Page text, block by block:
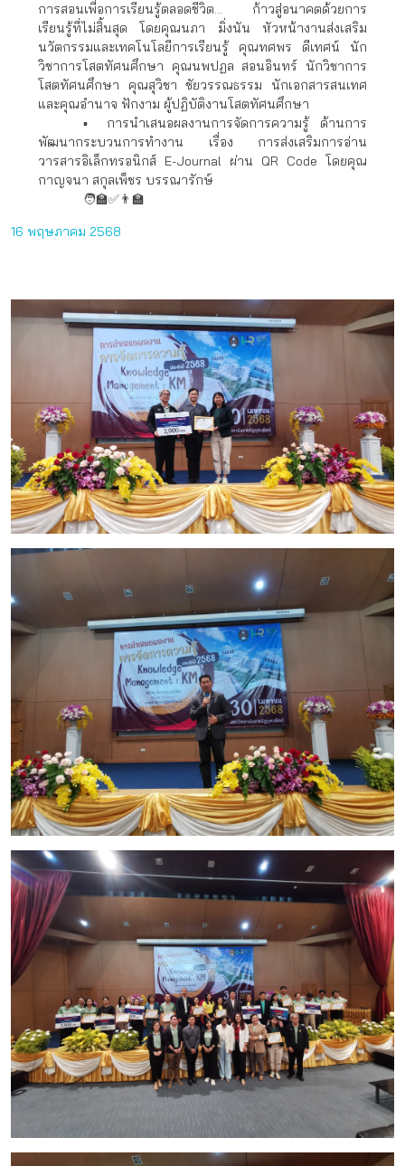
การสอนเพื่อการเรียนรู้ตลอดชีวิต... ก้าวสู่อนาคตด้วยการ
เรียนรู้ที่ไม่สิ้นสุด โดยคุณนภา มิ่งนัน หัวหน้างานส่งเสริม
นวัตกรรมและเทคโนโลยีการเรียนรู้ คุณทศพร ดีเทศน์ นัก
วิชาการโสตทัศนศึกษา คุณนพปฏล สอนอินทร์ นักวิชาการ
โสตทัศนศึกษา คุณสุวิชา ชัยวรรณธรรม นักเอกสารสนเทศ
และคุณอำนาจ ฟักงาม ผู้ปฏิบัติงานโสตทัศนศึกษา
▪️ การนำเสนอผลงานการจัดการความรู้ ด้านการ
พัฒนากระบวนการทำงาน เรื่อง การส่งเสริมการอ่าน
วารสารอิเล็กทรอนิกส์ E-Journal ผ่าน QR Code โดยคุณ
กาญจนา สกุลเพ็ชร บรรณารักษ์
🧑‍🏫✅👨‍🏫
16 พฤษภาคม 2568